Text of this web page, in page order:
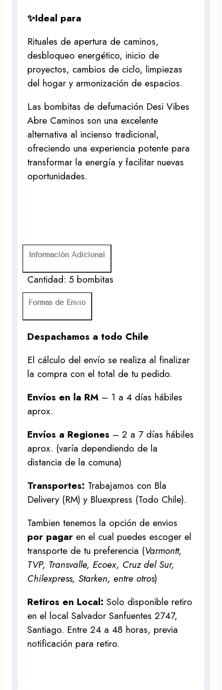
✨Ideal para
Rituales de apertura de caminos,
desbloqueo energético, inicio de
proyectos, cambios de ciclo, limpiezas
del hogar y armonización de espacios.
Las bombitas de defumación Desi Vibes
Abre Caminos son una excelente
alternativa al incienso tradicional,
ofreciendo una experiencia potente para
transformar la energía y facilitar nuevas
oportunidades.
Información Adicional
Cantidad: 5 bombitas
Formas de Envío
Despachamos a todo Chile
El cálculo del envío se realiza al finalizar
la compra con el total de tu pedido.
Envíos en la RM – 1 a 4 días hábiles
aprox.
Envíos a Regiones – 2 a 7 días hábiles
aprox. (varía dependiendo de la
distancia de la comuna)
Transportes: Trabajamos con Bla
Delivery (RM) y Bluexpress (Todo Chile).
Tambien tenemos la opción de envios
por pagar en el cual puedes escoger el
transporte de tu preferencia (Varmontt,
TVP, Transvalle, Ecoex, Cruz del Sur,
Chilexpress, Starken, entre otros)
Retiros en Local:Solo disponible retiro
en el local Salvador Sanfuentes 2747,
Santiago. Entre 24 a 48 horas, previa
notificación para retiro.